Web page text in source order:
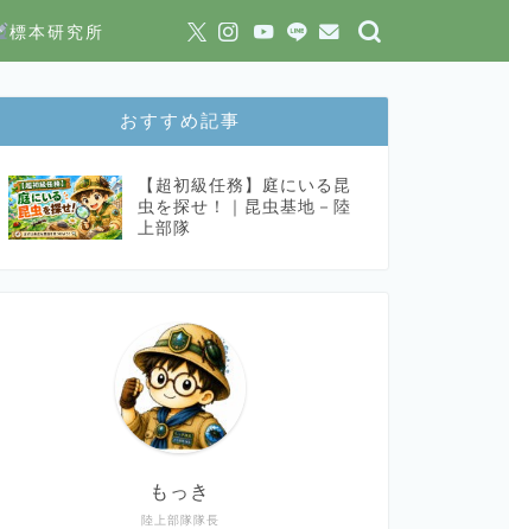
標本研究所
おすすめ記事
【超初級任務】庭にいる昆
虫を探せ！｜昆虫基地－陸
上部隊
陸上部隊隊長
もっき